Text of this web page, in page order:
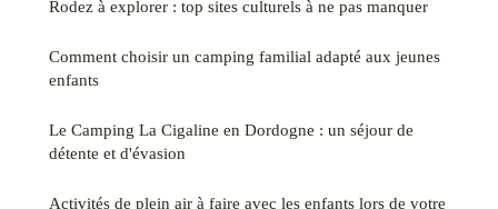
Rodez à explorer : top sites culturels à ne pas manquer
Comment choisir un camping familial adapté aux jeunes
enfants
Le Camping La Cigaline en Dordogne : un séjour de
détente et d'évasion
Activités de plein air à faire avec les enfants lors de votre